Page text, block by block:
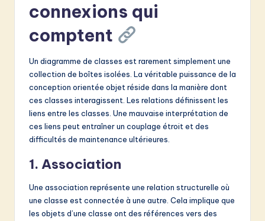
connexions qui
comptent
Un diagramme de classes est rarement simplement une
collection de boîtes isolées. La véritable puissance de la
conception orientée objet réside dans la manière dont
ces classes interagissent. Les relations définissent les
liens entre les classes. Une mauvaise interprétation de
ces liens peut entraîner un couplage étroit et des
difficultés de maintenance ultérieures.
1. Association
Une association représente une relation structurelle où
une classe est connectée à une autre. Cela implique que
les objets d’une classe ont des références vers des